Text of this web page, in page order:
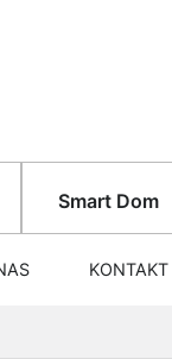
Smart Dom
KONTAKT